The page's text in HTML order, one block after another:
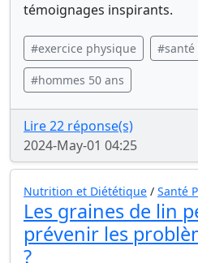
témoignages inspirants.
#exercice physique #santé
#hommes 50 ans
Lire 22 réponse(s)
2024-May-01 04:25
Nutrition et Diététique / Santé
Les graines de lin
prévenir les
?